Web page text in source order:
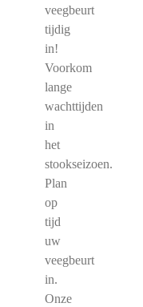
veegbeurt
tijdig
in!
Voorkom
lange
wachttijden
in
het
stookseizoen.
Plan
op
tijd
uw
veegbeurt
in.
Onze